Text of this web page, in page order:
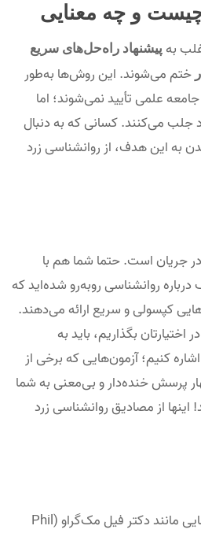
و چه معنایی
بهپیشنهاد راه‌حل‌های سریع
ختم می‌شوند. این روش‌ها به‌طور
علمی تأیید نمی‌شوند؛ اما
می‌کنند. کسانی که به دنبال
به این هدف، از روانشناسی زرد
جریان است. حتما شما هم با
روانشناسی روبه‌رو شده‌اید که
کپسولی و سریع ارائه می‌دهند.
بگذاریم، باید به
کنیم؛ آزمون‌هایی که برخی از
چهار پرسش خنده‌دار و بی‌معنی به شما
از مصادیق روانشناسی زرد
بهتر است بدانید شخصیت‌هایی مانند دکتر فیل مک‌گراو (Phil